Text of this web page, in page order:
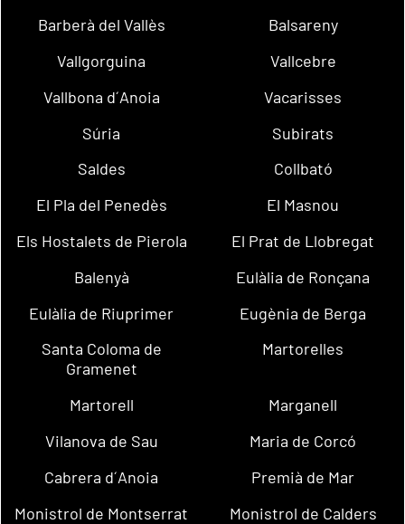
Barberà del Vallès
Balsareny
Vallgorguina
Vallcebre
Vallbona d´Anoia
Vacarisses
Súria
Subirats
Saldes
Collbató
El Pla del Penedès
El Masnou
Els Hostalets de Pierola
El Prat de Llobregat
Balenyà
Eulàlia de Ronçana
Eulàlia de Riuprimer
Eugènia de Berga
Santa Coloma de
Gramenet
Martorelles
Martorell
Marganell
Vilanova de Sau
Maria de Corcó
Cabrera d´Anoia
Premià de Mar
Monistrol de Montserrat
Monistrol de Calders